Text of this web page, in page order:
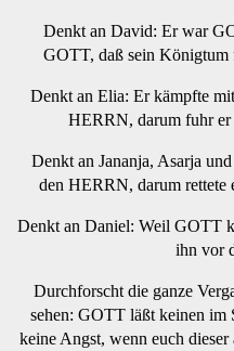
Denkt an David: Er war
GOTT, daß sein Königtum
Denkt an Elia: Er kämpfte
HERRN, darum fuhr
Denkt an Jananja, Asarja
den HERRN, darum rettete
Denkt an Daniel: Weil GOTT
ihn vor
Durchforscht die ganze
sehen: GOTT läßt keinen im
keine Angst, wenn euch